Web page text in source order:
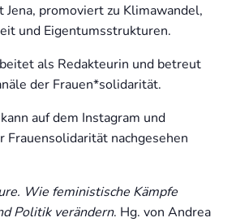
promoviert zu Klimawandel,
und Eigentumsstrukturen.
als Redakteurin und betreut
der Frauen*solidarität.
auf dem Instagram und
Frauensolidarität nachgesehen
Wie feministische Kämpfe
Politik verändern. Hg. von Andrea